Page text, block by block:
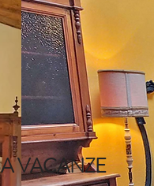
VACANZE